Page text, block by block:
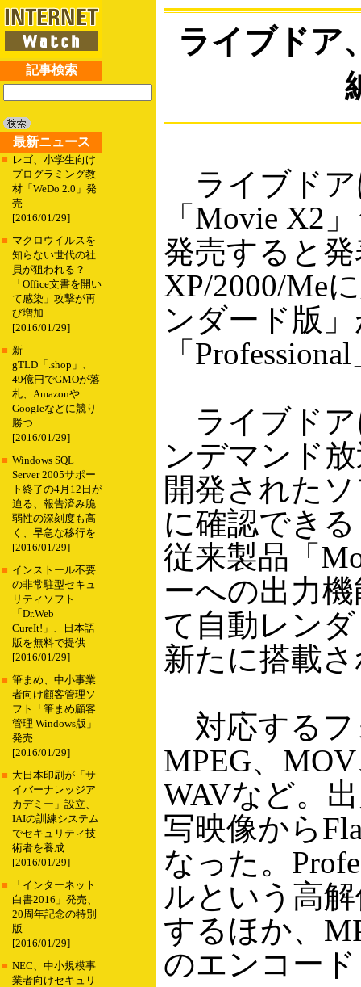
記事検索
最新ニュース
■ レゴ、小学生向け
プログラミング教
材「WeDo 2.0」発
売
[2016/01/29]
■ マクロウイルスを
知らない世代の社
員が狙われる？
「Office文書を開い
て感染」攻撃が再
び増加
[2016/01/29]
■ 新
gTLD「.shop」、
49億円でGMOが落
札、Amazonや
Googleなどに競り
勝つ
[2016/01/29]
■ Windows SQL
Server 2005サポー
ト終了の4月12日が
迫る、報告済み脆
弱性の深刻度も高
く、早急な移行を
[2016/01/29]
■ インストール不要
の非常駐型セキュ
リティソフト
「Dr.Web
CureIt!」、日本語
版を無料で提供
[2016/01/29]
■ 筆まめ、中小事業
者向け顧客管理ソ
フト「筆まめ顧客
管理 Windows版」
発売
[2016/01/29]
■ 大日本印刷が「サ
イバーナレッジア
カデミー」設立、
IAIの訓練システム
でセキュリティ技
術者を養成
[2016/01/29]
■
「インターネット
白書2016」発売、
20周年記念の特別
版
[2016/01/29]
■ NEC、中小規模事
業者向けセキュリ
ライブドア
ライブドア
「Movie X2
発売すると
XP/2000/Me
ンダード版
「
ライブドア
ンデマンド
開発された
に確認でき
従来製品「
ーへの出力
て自動レン
新たに搭載
対応するフ
MPEG、
WAVなど。
写映像から
なった。
ルという高
するほか、
のエンコー